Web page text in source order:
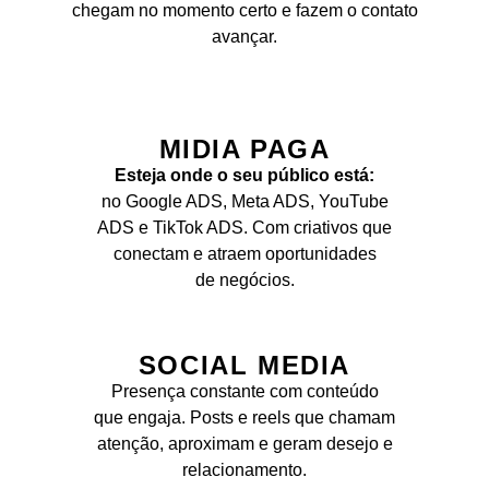
chegam no momento certo e fazem o contato
avançar.
MIDIA PAGA
Esteja onde o seu público está:
no Google ADS, Meta ADS, YouTube
ADS e TikTok ADS. Com criativos que
conectam e atraem oportunidades
de negócios.
SOCIAL MEDIA
Presença constante com conteúdo
que engaja. Posts e reels que chamam
atenção, aproximam e geram desejo e
relacionamento.